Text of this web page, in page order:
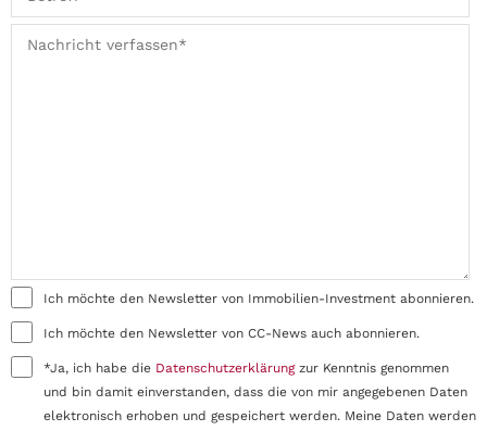
Ich möchte den Newsletter von Immobilien-Investment abonnieren.
Ich möchte den Newsletter von CC-News auch abonnieren.
*Ja, ich habe die Datenschutzerklärungzur Kenntnis genommen
und bin damit einverstanden, dass die von mir angegebenen Daten
elektronisch erhoben und gespeichert werden. Meine Daten werden